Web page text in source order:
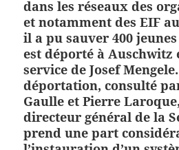
dans les réseaux des
et notamment des EIF
il a pu sauver 400
est déporté à Auschwitz
service de Josef
déportation, consulté
Gaulle et Pierre
directeur général de la
prend une part